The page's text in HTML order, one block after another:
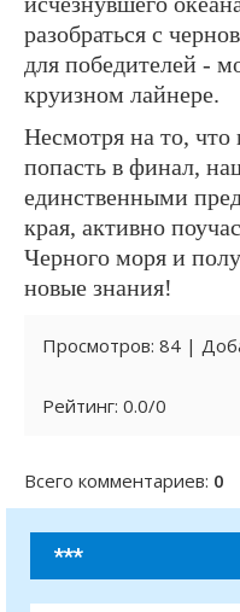
разобраться с
для победителей -
круизном лайнере.
Несмотря на то, что
попасть в финал,
единственными
края, активно
Черного моря и
новые знания!
Просмотров: 84 |
Рейтинг: 0.0/0
Всего комментариев: 0
***